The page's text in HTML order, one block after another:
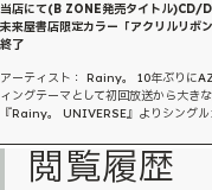
当店にて(B ZONE発売タイトル)CD/
未来屋書店限定カラー「アクリルリボ
終了
アーティスト： Rainy。 10年ぶりに
ィングテーマとして初回放送から大
『Rainy。 UNIVERSE』よりシング
閲覧履歴